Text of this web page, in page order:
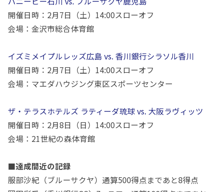
開催日時： 2月7日（土） 14:00スローオフ
会場：金沢市総合体育館
イズミメイプルレッズ広島 vs. 香川銀行シラソル香川
開催日時： 2月7日（土） 14:00スローオフ
会場：マエダハウジング東区スポーツセンター
ザ・テラスホテルズ ラティーダ琉球 vs. 大阪ラヴィッツ
開催日時： 2月8日（日） 14:00スローオフ
会場： 21世紀の森体育館
■達成間近の記録
服部沙紀（ブルーサクヤ）通算500得点まであと8得点